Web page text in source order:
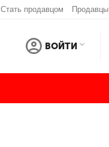
Стать продавцом Продавцы
ВОЙТИ